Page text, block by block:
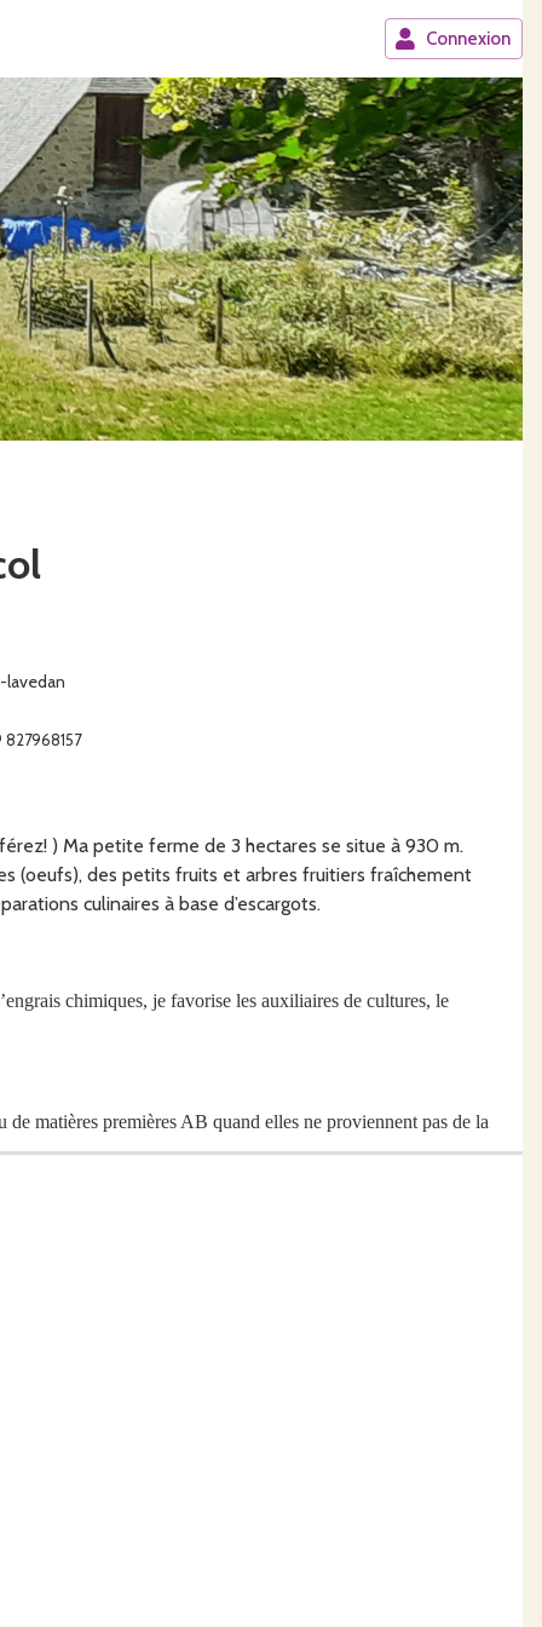
Connexion
lavedan
) Ma petite ferme de 3 hectares se situe à 930 m.
(oeufs), des petits fruits et arbres fruitiers fraîchement
culinaires à base d’escargots.
chimiques, je favorise les auxiliaires de cultures, le
de matières premières AB quand elles ne proviennent pas de la